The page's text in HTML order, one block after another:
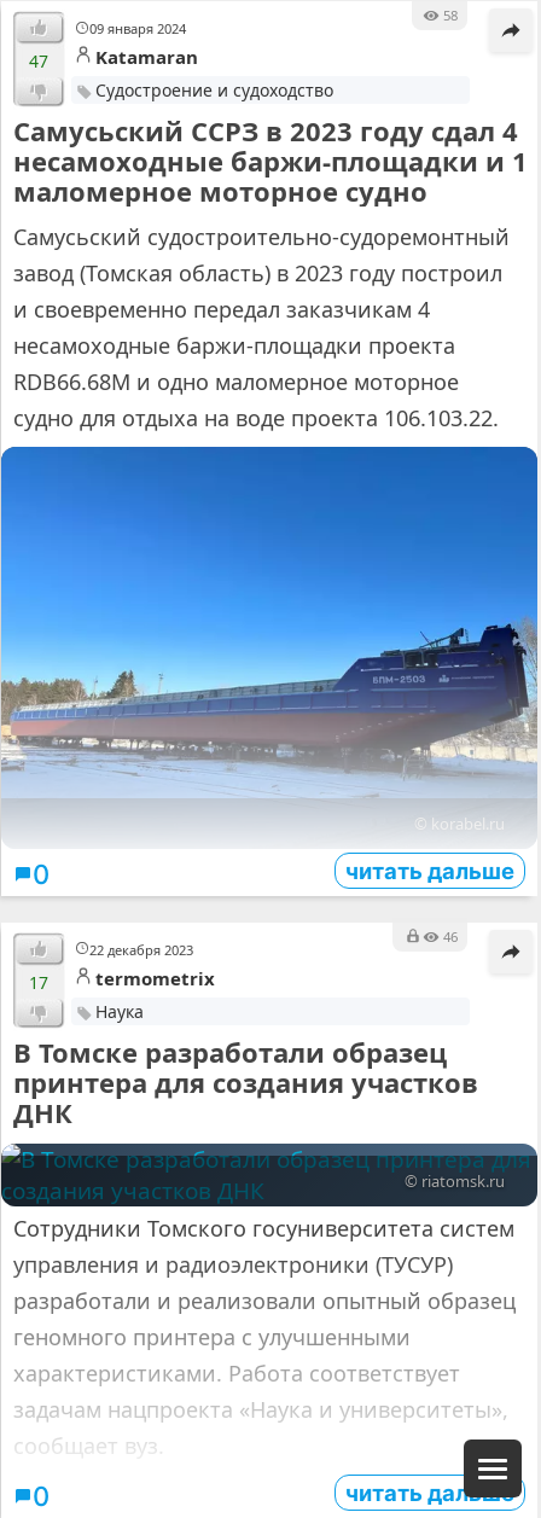
09 января 2024
58
47 Katamaran
Судостроение и судоходство
Самусьский ССРЗ в 2023 году сдал 4
несамоходные баржи-площадки и 1
маломерное моторное судно
Самусьский судостроительно-судоремонтный
завод (Томская область) в 2023 году построил
и своевременно передал заказчикам 4
несамоходные баржи-площадки проекта
RDB66.68М и одно маломерное моторное
судно для отдыха на воде проекта 106.103.22.
© korabel.ru
0 читать дальше
22 декабря 2023
46
17 termometrix
Наука
В Томске разработали образец
принтера для создания участков
ДНК
© riatomsk.ru
Сотрудники Томского госуниверситета систем
управления и радиоэлектроники (ТУСУР)
разработали и реализовали опытный образец
геномного принтера с улучшенными
характеристиками. Работа соответствует
задачам нацпроекта «Наука и университеты»,
сообщает вуз.
0 читать дальше